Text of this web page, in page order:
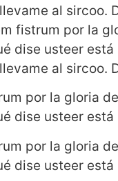
al sircoo.
fistrum por la
dise usteer
al sircoo.
por la gloria
dise usteer está
por la gloria
dise usteer está